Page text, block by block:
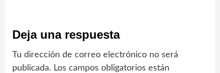
Deja una respuesta
Tu dirección de correo electrónico no será
publicada. Los campos obligatorios están